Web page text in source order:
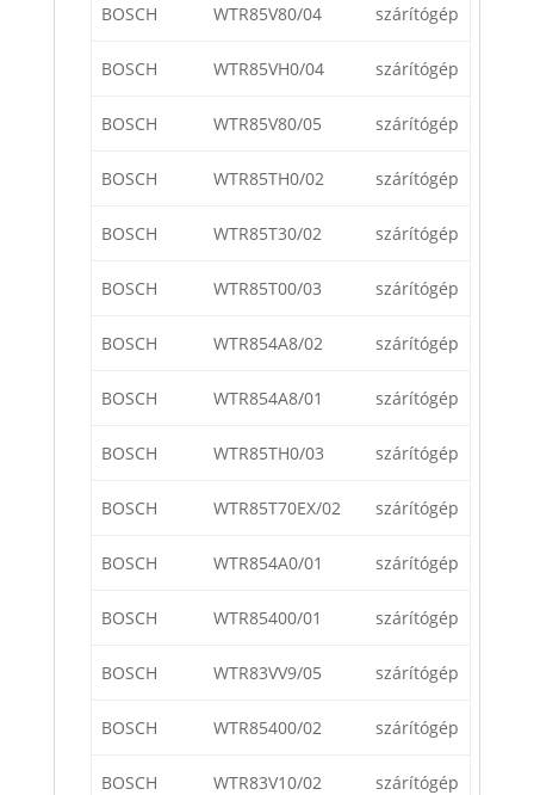
BOSCH WTR85V80/04 szárítógép
BOSCH WTR85VH0/04 szárítógép
BOSCH WTR85V80/05 szárítógép
BOSCH WTR85TH0/02 szárítógép
BOSCH WTR85T30/02 szárítógép
BOSCH WTR85T00/03 szárítógép
BOSCH WTR854A8/02 szárítógép
BOSCH WTR854A8/01 szárítógép
BOSCH WTR85TH0/03 szárítógép
BOSCH WTR85T70EX/02 szárítógép
BOSCH WTR854A0/01 szárítógép
BOSCH WTR85400/01 szárítógép
BOSCH WTR83VV9/05 szárítógép
BOSCH WTR85400/02 szárítógép
BOSCH WTR83V10/02 szárítógép